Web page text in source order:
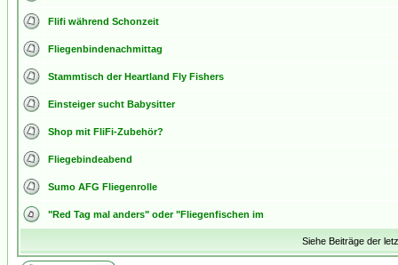
Flifi während Schonzeit
Fliegenbindenachmittag
Stammtisch der Heartland Fly Fishers
Einsteiger sucht Babysitter
Shop mit FliFi-Zubehör?
Fliegebindeabend
Sumo AFG Fliegenrolle
"Red Tag mal anders" oder "Fliegenfischen im
Siehe Beiträge der